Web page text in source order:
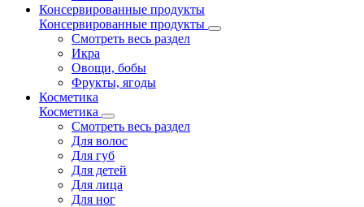
Консервированные продукты
Консервированные продукты
Смотреть весь раздел
Икра
Овощи, бобы
Фрукты, ягоды
Косметика
Косметика
Смотреть весь раздел
Для волос
Для губ
Для детей
Для лица
Для ног